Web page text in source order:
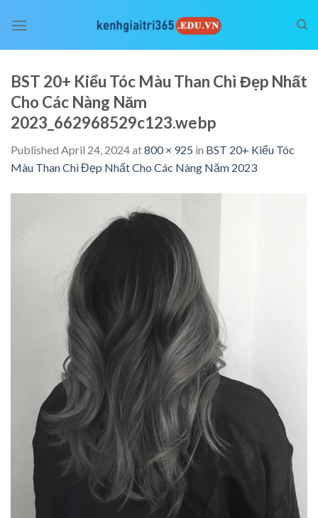
BST 20+ Kiểu Tóc Màu Than Chì Đẹp Nhất
Cho Các Nàng Năm
2023_662968529c123.webp
Published April 24, 2024at800 × 925 in BST 20+ Kiểu Tóc
Màu Than Chì Đẹp Nhất Cho Các Nàng Năm 2023